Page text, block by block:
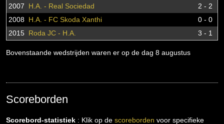
2007
H.A. - Real Sociedad
2 - 2
2008 H.A. - FC Skoda Xanthi
0 - 0
2015 Roda JC - H.A. 3 - 1
Bovenstaande wedstrijden waren er op de dag 8 augustus
Scoreborden
Scorebord-statistiek : Klik op de scoreborden voor specifieke